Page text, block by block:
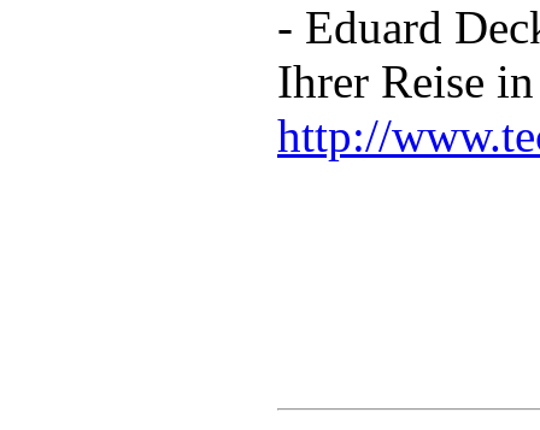
- Eduard
Ihrer Reise
http://